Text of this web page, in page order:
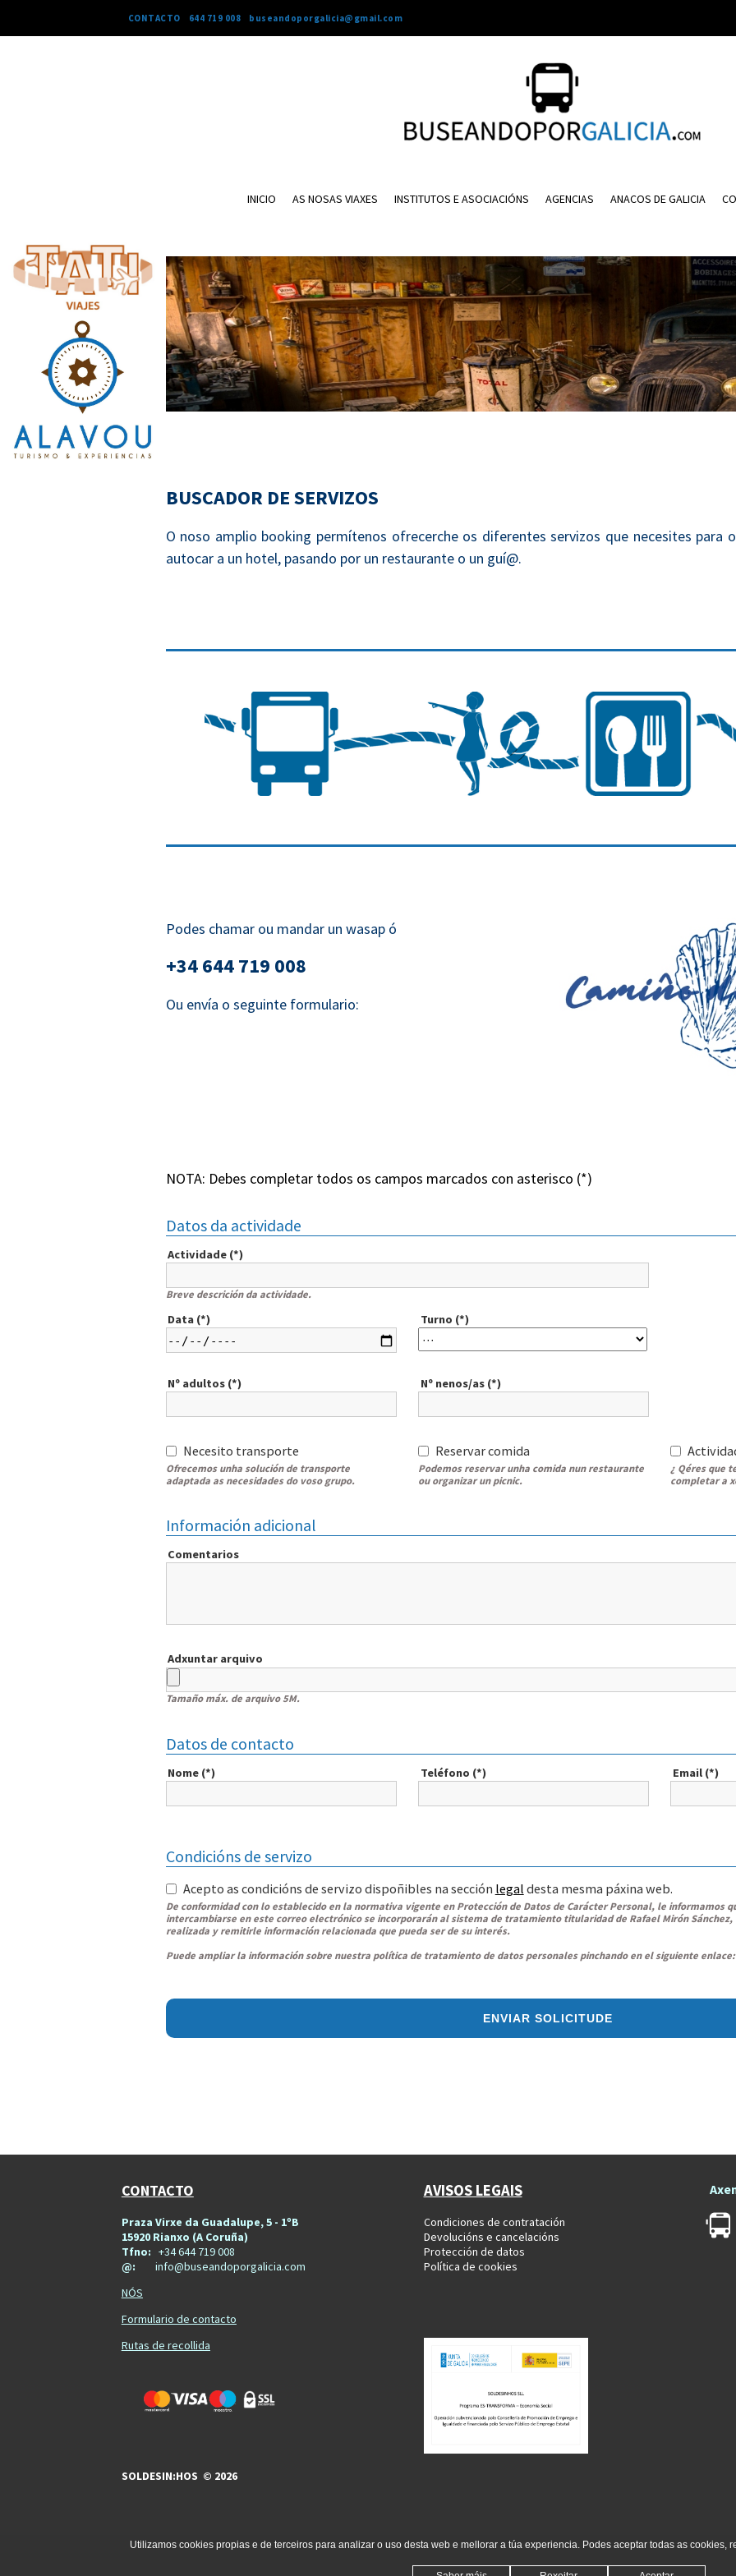
Utilizamos cookies propias e de terceiros para analizar o uso desta web e mellorar a túa experiencia. Podes aceptar todas as cookies,
CONTACTO 644 719 008 buseandoporgalicia@gmail.com
INICIO AS NOSAS VIAXES INSTITUTOS E ASOCIACIÓNS AGENCIAS ANACOS DE GALICIA
BUSCADOR DE SERVIZOS
O noso amplio booking permítenos ofrecerche os diferentes servizos que necesites para
autocar a un hotel, pasando por un restaurante o un guí@.
Podes chamar ou mandar un wasap ó
+34 644 719 008
Ou envía o seguinte formulario:
NOTA: Debes completar todos os campos marcados con asterisco (*)
Datos da actividade
Actividade (*)
Breve descrición da actividade.
Data (*) Turno (*)
Nº adultos (*) Nº nenos/as (*)
Necesito transporte
Ofrecemos unha solución de transporte
adaptada as necesidades do voso grupo.
Reservar comida
Podemos reservar unha comida nun restaurante
ou organizar un picnic.
¿ Qéres que
completar a
Información adicional
Comentarios
Adxuntar arquivo
Tamaño máx. de arquivo 5M.
Datos de contacto
Nome (*) Teléfono (*) Email (*)
Condicións de servizo
Acepto as condicións de servizo dispoñibles na sección legal desta mesma páxina web.
De conformidad con lo establecido en la normativa vigente en Protección de Datos de Carácter Personal, le informamos
intercambiarse en este correo electrónico se incorporarán al sistema de tratamiento titularidad de Rafael Mirón
realizada y remitirle información relacionada que pueda ser de su interés.
Puede ampliar la información sobre nuestra política de tratamiento de datos personales pinchando en el siguiente enlace:
ENVIAR SOLICITUDE
CONTACTO
Praza Virxe da Guadalupe, 5 - 1ºB
15920 Rianxo (A Coruña)
Tfno: +34 644 719 008
@: info@buseandoporgalicia.com
NÓS
Formulario de contacto
Rutas de recollida
SOLDESIN:HOS © 2026
AVISOS LEGAIS
Condiciones de contratación
Devolucións e cancelacións
Protección de datos
Política de cookies